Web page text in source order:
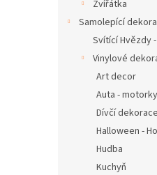
Zvířátka
Samolepící
Svítící Hvězdy
Vinylové
Art decor
Auta -
Dívčí dekorace
Halloween -
Hudba
Kuchyň